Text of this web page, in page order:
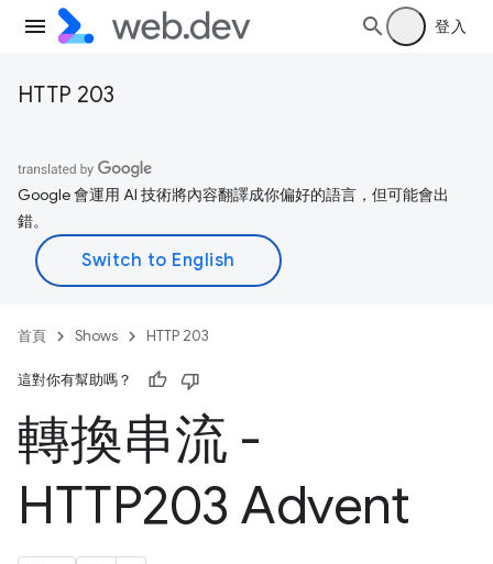
登入
HTTP 203
Google 會運用 AI 技術將內容翻譯成你偏好的語言，但可能會出
錯。
首頁 Shows HTTP 203
這對你有幫助嗎？
轉換串流 -
HTTP203 Advent